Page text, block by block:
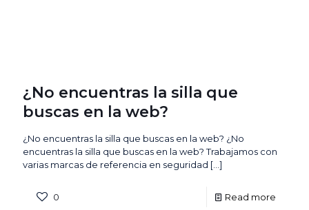
¿No encuentras la silla que
buscas en la web?
¿No encuentras la silla que buscas en la web? ¿No
encuentras la silla que buscas en la web? Trabajamos con
varias marcas de referencia en seguridad […]
0 Read more